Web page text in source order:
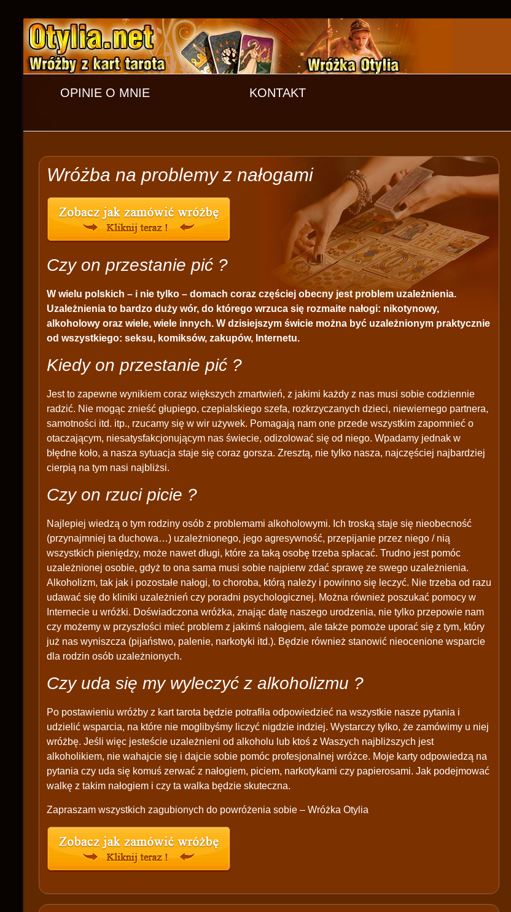
OPINIE O MNIE KONTAKT
Wróżba na problemy z nałogami
Czy on przestanie pić ?
W wielu polskich – i nie tylko – domach coraz częściej obecny jest problem uzależnienia.
Uzależnienia to bardzo duży wór, do którego wrzuca się rozmaite nałogi: nikotynowy,
alkoholowy oraz wiele, wiele innych. W dzisiejszym świcie można być uzależnionym praktycznie
od wszystkiego: seksu, komiksów, zakupów, Internetu.
Kiedy on przestanie pić ?
Jest to zapewne wynikiem coraz większych zmartwień, z jakimi każdy z nas musi sobie codziennie
radzić. Nie mogąc znieść głupiego, czepialskiego szefa, rozkrzyczanych dzieci, niewiernego partnera,
samotności itd. itp., rzucamy się w wir używek. Pomagają nam one przede wszystkim zapomnieć o
otaczającym, niesatysfakcjonującym nas świecie, odizolować się od niego. Wpadamy jednak w
błędne koło, a nasza sytuacja staje się coraz gorsza. Zresztą, nie tylko nasza, najczęściej najbardziej
cierpią na tym nasi najbliżsi.
Czy on rzuci picie ?
Najlepiej wiedzą o tym rodziny osób z problemami alkoholowymi. Ich troską staje się nieobecność
(przynajmniej ta duchowa…) uzależnionego, jego agresywność, przepijanie przez niego / nią
wszystkich pieniędzy, może nawet długi, które za taką osobę trzeba spłacać. Trudno jest pomóc
uzależnionej osobie, gdyż to ona sama musi sobie najpierw zdać sprawę ze swego uzależnienia.
Alkoholizm, tak jak i pozostałe nałogi, to choroba, którą należy i powinno się leczyć. Nie trzeba od razu
udawać się do kliniki uzależnień czy poradni psychologicznej. Można również poszukać pomocy w
Internecie u wróżki. Doświadczona wróżka, znając datę naszego urodzenia, nie tylko przepowie nam
czy możemy w przyszłości mieć problem z jakimś nałogiem, ale także pomoże uporać się z tym, który
już nas wyniszcza (pijaństwo, palenie, narkotyki itd.). Będzie również stanowić nieocenione wsparcie
dla rodzin osób uzależnionych.
Czy uda się my wyleczyć z alkoholizmu ?
Po postawieniu wróżby z kart tarota będzie potrafiła odpowiedzieć na wszystkie nasze pytania i
udzielić wsparcia, na które nie moglibyśmy liczyć nigdzie indziej. Wystarczy tylko, że zamówimy u niej
wróżbę. Jeśli więc jesteście uzależnieni od alkoholu lub ktoś z Waszych najbliższych jest
alkoholikiem, nie wahajcie się i dajcie sobie pomóc profesjonalnej wróżce. Moje karty odpowiedzą na
pytania czy uda się komuś zerwać z nałogiem, piciem, narkotykami czy papierosami. Jak podejmować
walkę z takim nałogiem i czy ta walka będzie skuteczna.
Zapraszam wszystkich zagubionych do powróżenia sobie – Wróżka Otylia